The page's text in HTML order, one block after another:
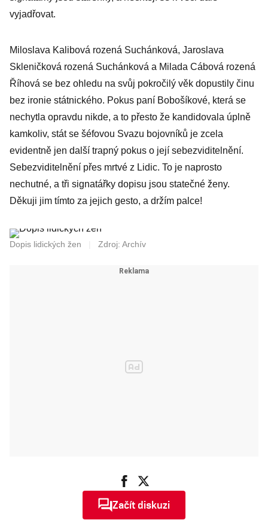
vyjadřovat.
Miloslava Kalibová rozená Suchánková, Jaroslava
Skleničková rozená Suchánková a Milada Cábová rozená
Říhová se bez ohledu na svůj pokročilý věk dopustily činu
bez ironie státnického. Pokus paní Bobošíkové, která se
nechytla opravdu nikde, a to přesto že kandidovala úplně
kamkoliv, stát se šéfovou Svazu bojovníků je zcela
evidentně jen další trapný pokus o její sebezviditelnění.
Sebezviditelnění přes mrtvé z Lidic. To je naprosto
nechutné, a tři signatářky dopisu jsou statečné ženy.
Děkuji jim tímto za jejich gesto, a držím palce!
Dopis lidických žen Zdroj: Archív
Začít diskuzi